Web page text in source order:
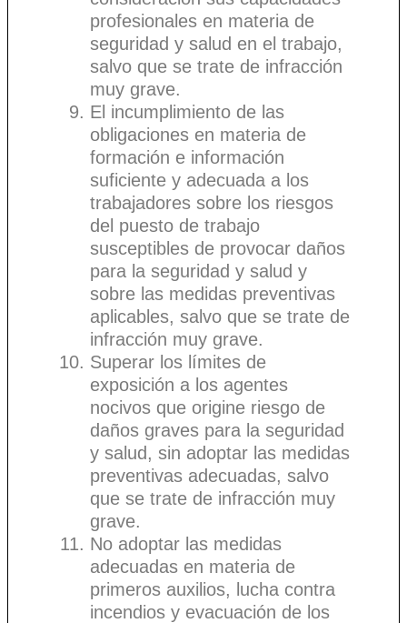
profesionales en materia de
seguridad y salud en el trabajo,
salvo que se trate de infracción
muy grave.
El incumplimiento de las
obligaciones en materia de
formación e información
suficiente y adecuada a los
trabajadores sobre los riesgos
del puesto de trabajo
susceptibles de provocar daños
para la seguridad y salud y
sobre las medidas preventivas
aplicables, salvo que se trate de
infracción muy grave.
Superar los límites de
exposición a los agentes
nocivos que origine riesgo de
daños graves para la seguridad
y salud, sin adoptar las medidas
preventivas adecuadas, salvo
que se trate de infracción muy
grave.
No adoptar las medidas
adecuadas en materia de
primeros auxilios, lucha contra
incendios y evacuación de los